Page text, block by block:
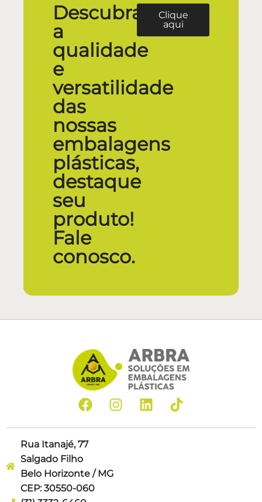
Descubra
a
qualidade
e
versatilidade
das
nossas
embalagens
plásticas,
destaque
seu
produto!
Fale
conosco.
Clique
aqui
Rua Itanajé, 77
Salgado Filho
Belo Horizonte / MG
CEP: 30550-060